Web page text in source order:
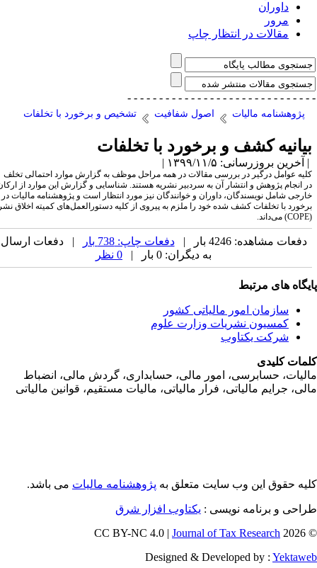
داوران
مرور
مقالات در انتظار چاپ
- - - - - - - - - - - - -
- - - - - - - - - - - - - - -
پژوهشنامه مالیات اصول شفافیت تشخیص و برخورد با تخلفات
کشف و برخورد با تخلفات
بروزرسانی: ۱۳۹۹/۱۱/۵ |
عوامل درگیر در بررسی مقالات در همه مراحل موظف به گزارش موارد احتمالی تخلف
انجام پژوهش و انتشار آن به سردبیر نشریه هستند. شناسایی و گزارش این موارد از ارکان
شامل نویسندگان، داوران و خوانندگان نیز مورد انتظار است و پژوهشنامه مالیات در
با تخلفات کشف‌ شده خود را ملزم به پیروی از کلیه دستورالعمل‌های کمیته اخلاق نشر
دفعات مشاهده: 4246 بار | دفعات چاپ: 738 بار
| دفعات ارسال
به دیگران: 0 بار |
های مرتبط
سازمان امور مالياتی کشور
کمسیون نشریات وزارت علوم
شرکت یکتاوب
کلیدی
حسابرسی، امور مالی، حسابداری، گردش مالی، انضباط
جرايم مالياتی، فرار مالياتی، ماليات مستقيم، قوانين مالياتی
حقوق این وب سایت متعلق بهپژوهشنامه مالیاتمی باشد.
و برنامه نویسی : یکتاوب افزار شرق
©
Journal of Tax Research
Designed & Developed by :